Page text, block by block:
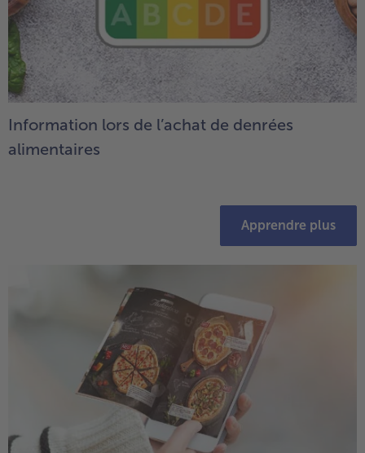
Information lors de l’achat de denrées
alimentaires
Apprendre plus